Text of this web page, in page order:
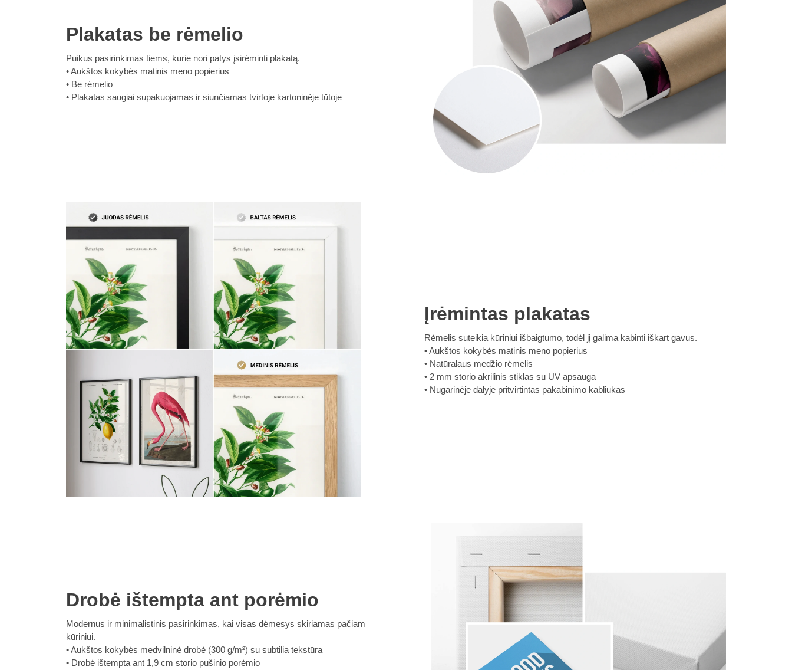
Plakatas be rėmelio
Puikus pasirinkimas tiems, kurie nori patys įsirėminti plakatą.
Aukštos kokybės matinis meno popierius
Be rėmelio
Plakatas saugiai supakuojamas ir siunčiamas tvirtoje kartoninėje tūtoje
Įrėmintas plakatas
Rėmelis suteikia kūriniui išbaigtumo, todėl jį galima kabinti iškart gavus.
Aukštos kokybės matinis meno popierius
Natūralaus medžio rėmelis
2 mm storio akrilinis stiklas su UV apsauga
Nugarinėje dalyje pritvirtintas pakabinimo kabliukas
Drobė ištempta ant porėmio
Modernus ir minimalistinis pasirinkimas, kai visas dėmesys skiriamas pačiam
kūriniui.
Aukštos kokybės medvilninė drobė (300 g/m²) su subtilia tekstūra
Drobė ištempta ant 1,9 cm storio pušinio porėmio